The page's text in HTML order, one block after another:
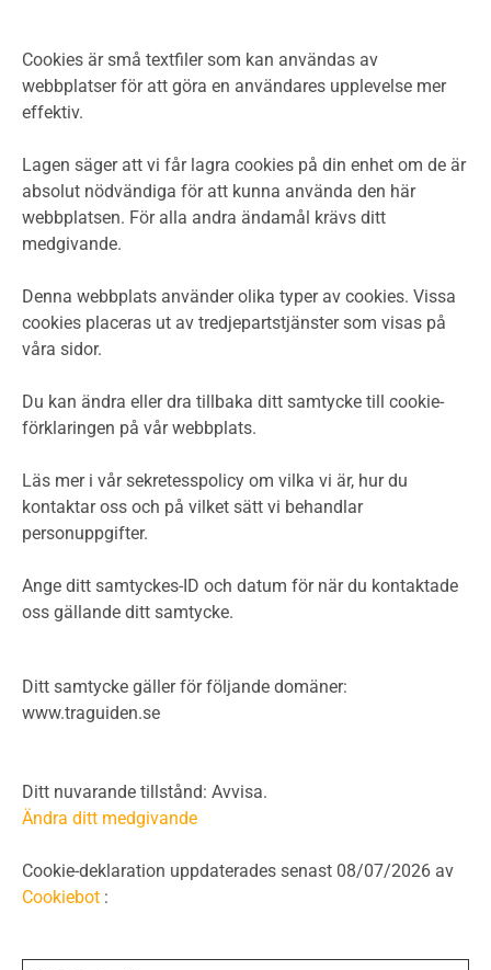
Cookies är små textfiler som kan användas av
webbplatser för att göra en användares upplevelse mer
effektiv.
Lagen säger att vi får lagra cookies på din enhet om de är
absolut nödvändiga för att kunna använda den här
webbplatsen. För alla andra ändamål krävs ditt
medgivande.
Denna webbplats använder olika typer av cookies. Vissa
cookies placeras ut av tredjepartstjänster som visas på
våra sidor.
Du kan ändra eller dra tillbaka ditt samtycke till cookie-
förklaringen på vår webbplats.
Läs mer i vår sekretesspolicy om vilka vi är, hur du
kontaktar oss och på vilket sätt vi behandlar
personuppgifter.
Ange ditt samtyckes-ID och datum för när du kontaktade
oss gällande ditt samtycke.
Ditt samtycke gäller för följande domäner:
www.traguiden.se
Ditt nuvarande tillstånd: Avvisa.
Ändra ditt medgivande
Cookie-deklaration uppdaterades senast 08/07/2026 av
Cookiebot :